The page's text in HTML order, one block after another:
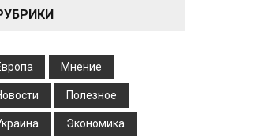
Мнение
Полезное
Экономика